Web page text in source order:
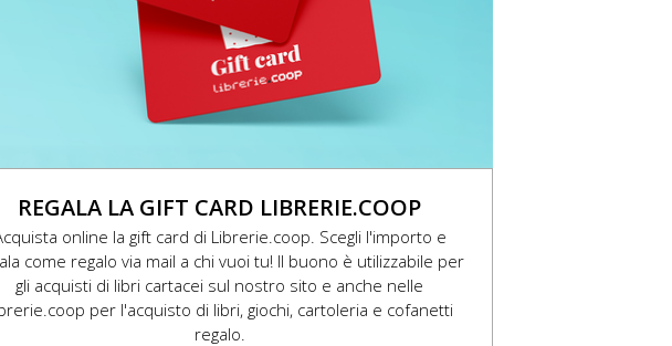
REGALA LA GIFT CARD LIBRERIE.COOP
online la gift card di Librerie.coop. Scegli l'importo e
come regalo via mail a chi vuoi tu! Il buono è utilizzabile per
gli acquisti di libri cartacei sul nostro sito e anche nelle
per l'acquisto di libri, giochi, cartoleria e cofanetti
regalo.